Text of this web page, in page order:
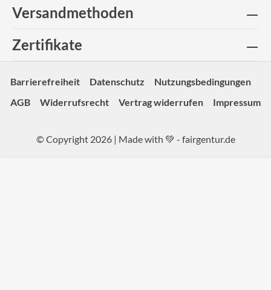
Versandmethoden
Zertifikate
Barrierefreiheit Datenschutz
Nutzungsbedingungen
AGB
Widerrufsrecht Vertrag widerrufen Impressum
© Copyright 2026 | Made with 💚 - fairgentur.de